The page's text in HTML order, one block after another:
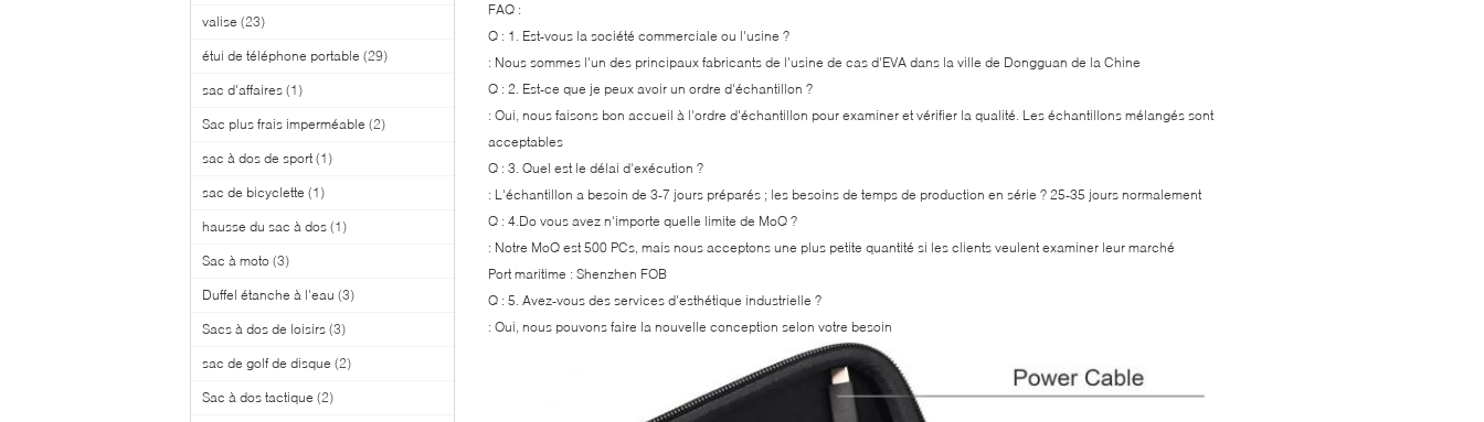
valise (23)
étui de téléphone portable (29)
sac d'affaires (1)
Sac plus frais imperméable (2)
sac à dos de sport (1)
sac de bicyclette (1)
hausse du sac à dos (1)
Sac à moto (3)
Duffel étanche à l'eau (3)
Sacs à dos de loisirs (3)
sac de golf de disque (2)
Sac à dos tactique (2)
FAQ :
Q : 1. Est-vous la société commerciale ou l'usine ?
: Nous sommes l'un des principaux fabricants de l'usine de cas d'EVA dans la ville de Dongguan de la Chine
Q : 2. Est-ce que je peux avoir un ordre d'échantillon ?
: Oui, nous faisons bon accueil à l'ordre d'échantillon pour examiner et vérifier la qualité. Les échantillons mélangés sont
acceptables
Q : 3. Quel est le délai d'exécution ?
: L'échantillon a besoin de 3-7 jours préparés ; les besoins de temps de production en série ? 25-35 jours normalement
Q : 4.Do vous avez n'importe quelle limite de MoQ ?
: Notre MoQ est 500 PCs, mais nous acceptons une plus petite quantité si les clients veulent examiner leur marché
Port maritime : Shenzhen FOB
Q : 5. Avez-vous des services d'esthétique industrielle ?
: Oui, nous pouvons faire la nouvelle conception selon votre besoin